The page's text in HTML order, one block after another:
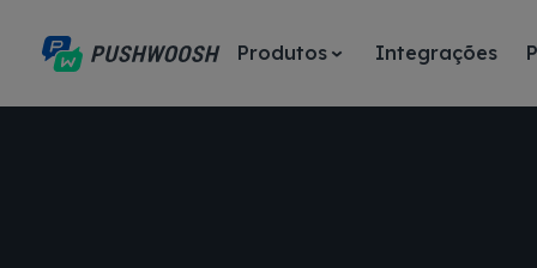
Produtos Integrações